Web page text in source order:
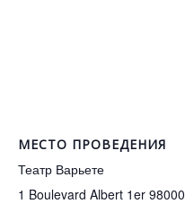
МЕСТО ПРОВЕДЕНИЯ
Театр Варьете
1 Boulevard Albert 1er 98000